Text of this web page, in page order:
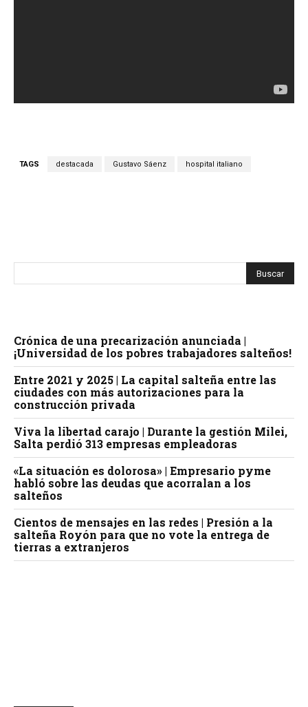
TAGS destacada Gustavo Sáenz hospital italiano
Crónica de una precarización anunciada |
¡Universidad de los pobres trabajadores salteños!
Entre 2021 y 2025 | La capital salteña entre las
ciudades con más autorizaciones para la
construcción privada
Viva la libertad carajo | Durante la gestión Milei,
Salta perdió 313 empresas empleadoras
«La situación es dolorosa» | Empresario pyme
habló sobre las deudas que acorralan a los
salteños
Cientos de mensajes en las redes | Presión a la
salteña Royón para que no vote la entrega de
tierras a extranjeros